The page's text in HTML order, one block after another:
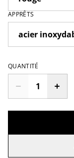
APPRÊTS
QUANTITÉ